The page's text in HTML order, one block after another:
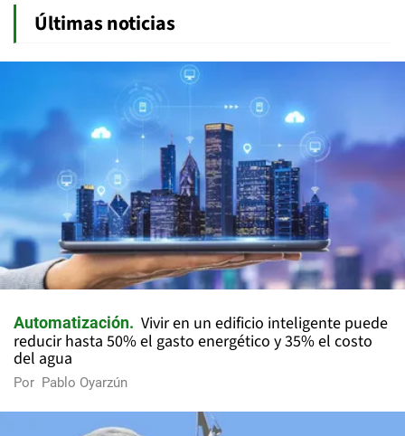
Últimas noticias
Automatización
Vivir en un edificio inteligente puede
reducir hasta 50% el gasto energético y 35% el costo
del agua
Por Pablo Oyarzún